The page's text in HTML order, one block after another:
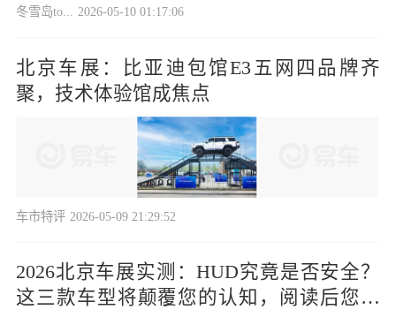
冬雪岛to... 2026-05-10 01:17:06
北京车展：比亚迪包馆E3五网四品牌齐
聚，技术体验馆成焦点
车市特评 2026-05-09 21:29:52
2026北京车展实测：HUD究竟是否安全？
这三款车型将颠覆您的认知，阅读后您将